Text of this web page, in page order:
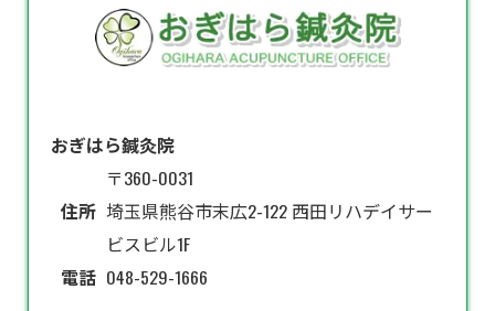
おぎはら鍼灸院
住所
〒360-0031
埼玉県熊谷市末広2-122 西田リハデイサー
ビスビル1F
電話 048-529-1666